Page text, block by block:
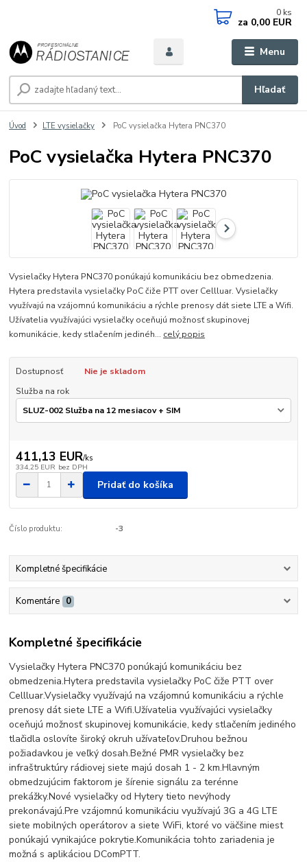
Menu
Hľadať
0 ks
za 0,00 EUR
Úvod LTE vysielačky PoC vysielačka Hytera PNC370
PoC vysielačka Hytera PNC370
Vysielačky Hytera PNC370 ponúkajú komunikáciu bez obmedzenia.
Hytera predstavila vysielačky PoC čiže PTT over Cellluar. Vysielačky
využívajú na vzájomnú komunikáciu a rýchle prenosy dát siete LTE a Wifi.
Užívatelia využívajúci vysielačky oceňujú možnosť skupinovej
komunikácie, kedy stlačením jedinéh... celý popis
Dostupnosť
Nie je skladom
Služba na rok
411,13 EUR/ks
334,25 EUR bez DPH
Pridať do košíka
Číslo produktu: -3
Kompletné špecifikácie
Komentáre 0
Kompletné špecifikácie
Vysielačky Hytera PNC370 ponúkajú komunikáciu bez
obmedzenia.Hytera predstavila vysielačky PoC čiže PTT over
Cellluar.Vysielačky využívajú na vzájomnú komunikáciu a rýchle
prenosy dát siete LTE a Wifi.Užívatelia využívajúci vysielačky
oceňujú možnosť skupinovej komunikácie, kedy stlačením jediného
tlačidla oslovíte široký okruh užívateľov.Druhou bežnou
požiadavkou je veľký dosah.Bežné PMR vysielačky bez
infraštruktúry rádiovej siete majú dosah 1 - 2 km.Hlavným
obmedzujúcim faktorom je šírenie signálu za terénne
prekážky.Nové vysielačky od Hytery tieto nevýhody
prekonávajú.Pre vzájomnú komunikáciu využívajú 3G a 4G LTE
siete mobilných operátorov a siete WiFi, ktoré vo väčšine miest
ponúkajú vynikajúce pokrytie.Komunikácia tohto zariadenia je
možná s aplikáciou DComPTT.